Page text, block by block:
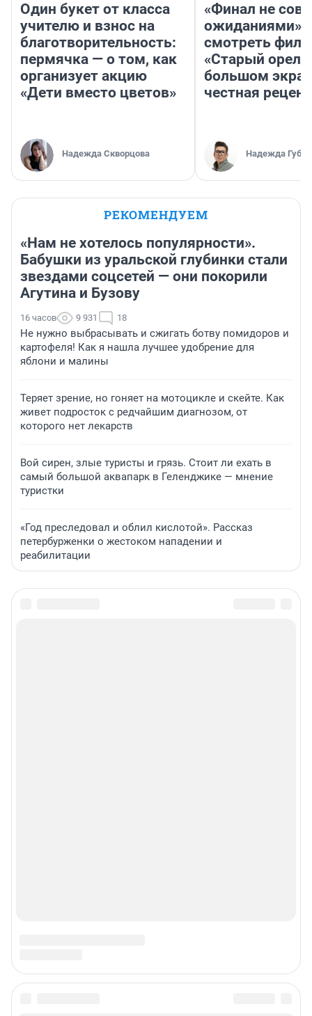
Один букет от класса
учителю и взнос на
благотворительность:
пермячка — о том, как
организует акцию
«Дети вместо цветов»
Надежда Скворцова
«Финал не
ожиданиями»:
смотреть
«Старый орел»
большом
честная
Надежда
РЕКОМЕНДУЕМ
«Нам не хотелось популярности».
Бабушки из уральской глубинки стали
звездами соцсетей — они покорили
Агутина и Бузову
16 часов 9 931 18
Не нужно выбрасывать и сжигать ботву помидоров и
картофеля! Как я нашла лучшее удобрение для
яблони и малины
Теряет зрение, но гоняет на мотоцикле и скейте. Как
живет подросток с редчайшим диагнозом, от
которого нет лекарств
Вой сирен, злые туристы и грязь. Стоит ли ехать в
самый большой аквапарк в Геленджике — мнение
туристки
«Год преследовал и облил кислотой». Рассказ
петербурженки о жестоком нападении и
реабилитации